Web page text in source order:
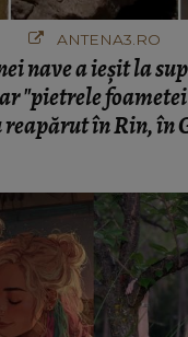
ANTENA3.RO
nave a ieșit la
"pietrele
reapărut în Rin, în